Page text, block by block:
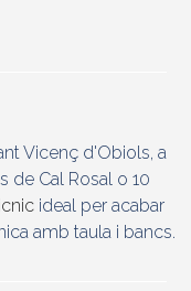
Vicenç d'Obiols, a
de Cal Rosal o 10
ideal per acabar
amb taula i bancs.